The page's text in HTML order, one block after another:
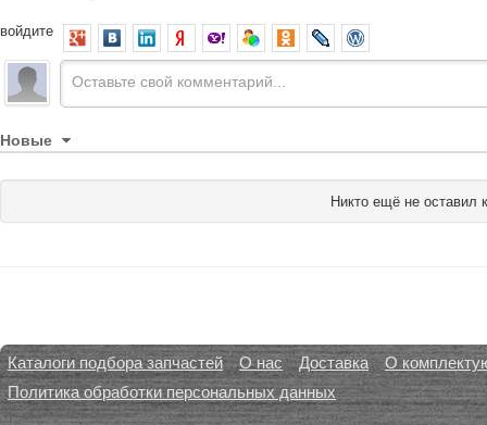
войдите
Новые
Никто ещё не оставил
Каталоги подбора запчастей О нас Доставка
О
Политика обработки персональных данных